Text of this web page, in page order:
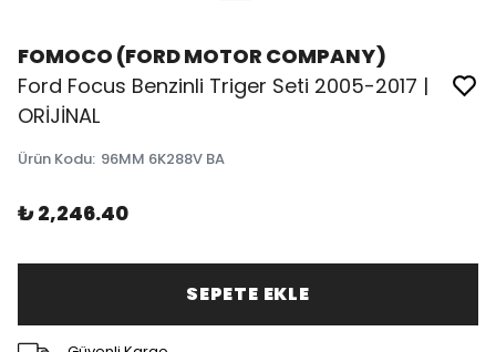
FOMOCO (FORD MOTOR COMPANY)
Ford Focus Benzinli Triger Seti 2005-2017 |
ORİJİNAL
Ürün Kodu: 96MM 6K288V BA
₺ 2,246.40
SEPETE EKLE